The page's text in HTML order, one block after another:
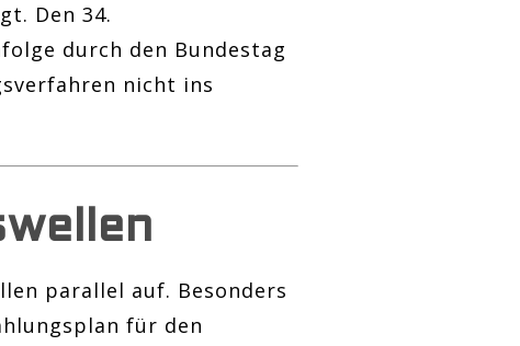
Den 34.
durch den Bundestag
nicht ins
parallel auf. Besonders
für den